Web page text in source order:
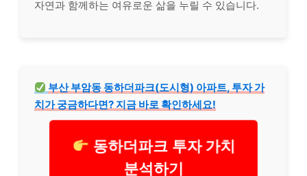
자연과 함께하는 여유로운 삶을 누릴 수 있습니다.
부산 부암동 동하더파크(도시형) 아파트, 투자 가
치가 궁금하다면? 지금 바로 확인하세요!
동하더파크 투자 가치
분석하기